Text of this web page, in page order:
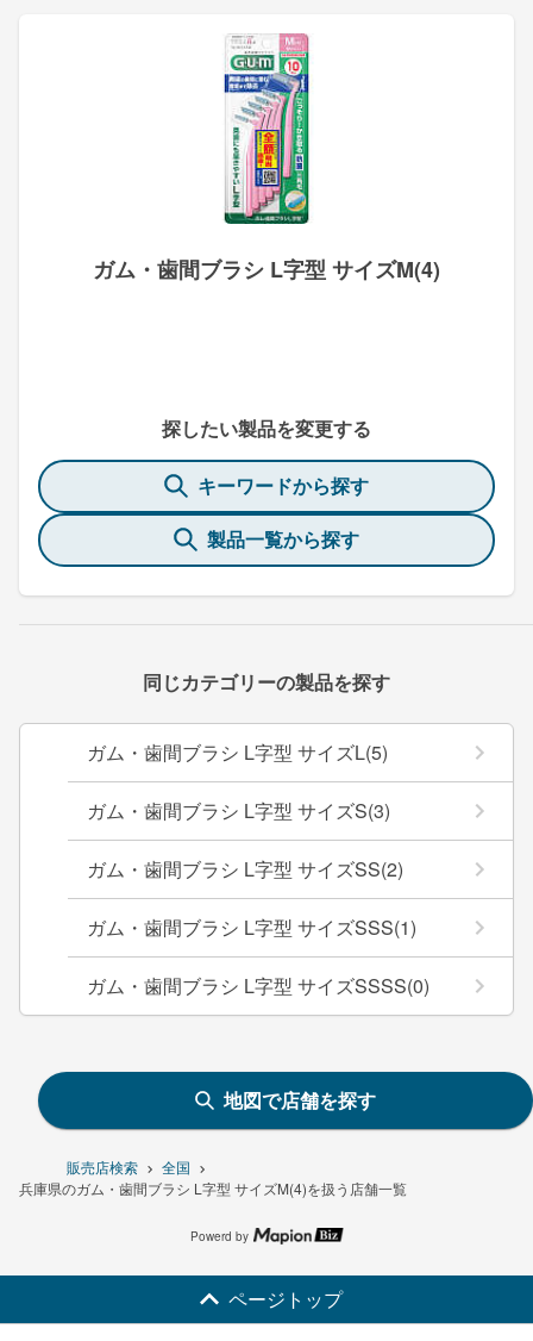
販売店検索
全国
兵庫県のガム・歯間ブラシ L字型 サイズM(4)を扱う店舗一覧
ガム・歯間ブラシ L字型 サイズM(4)
探したい製品を変更する
キーワードから探す
製品一覧から探す
同じカテゴリーの製品を探す
ガム・歯間ブラシ L字型 サイズL(5)
ガム・歯間ブラシ L字型 サイズS(3)
ガム・歯間ブラシ L字型 サイズSS(2)
ガム・歯間ブラシ L字型 サイズSSS(1)
ガム・歯間ブラシ L字型 サイズSSSS(0)
地図で店舗を探す
Powerd by
ページトップ